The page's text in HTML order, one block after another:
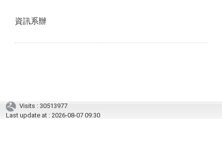
資訊系辦
Visits : 30513977
Last update at :2026-08-07 09:30